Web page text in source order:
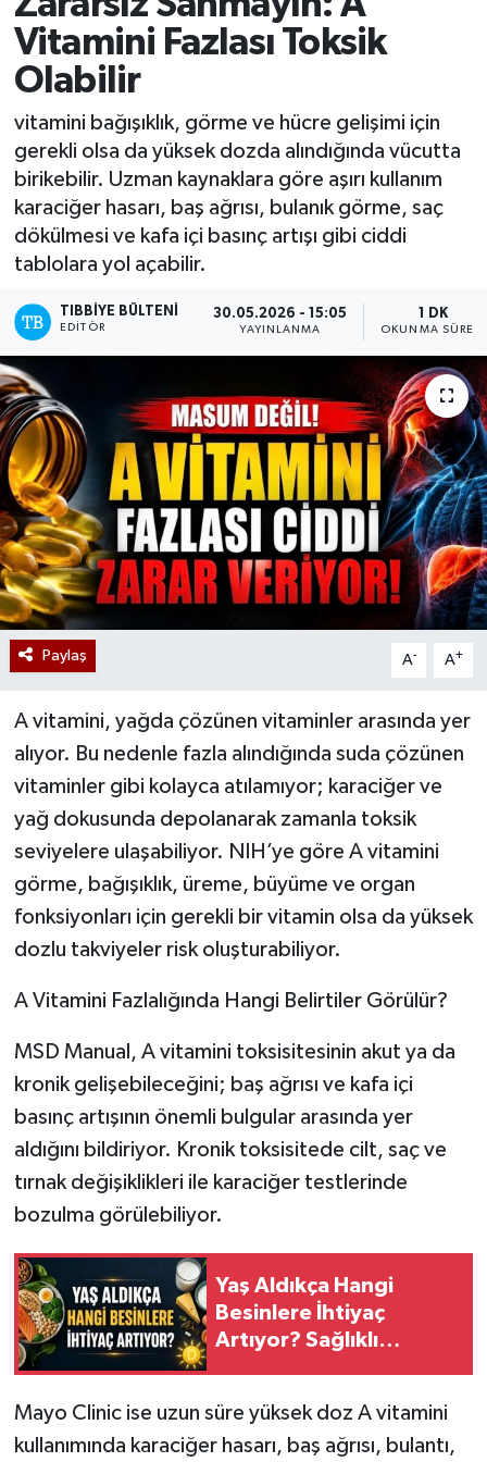
Vitamini Fazlası Toksik
Olabilir
vitamini bağışıklık, görme ve hücre gelişimi için
gerekli olsa da yüksek dozda alındığında vücutta
birikebilir. Uzman kaynaklara göre aşırı kullanım
karaciğer hasarı, baş ağrısı, bulanık görme, saç
dökülmesi ve kafa içi basınç artışı gibi ciddi
tablolara yol açabilir.
TIBBIYE BÜLTENI
EDITÖR
30.05.2026 - 15:05
YAYINLANMA
1 DK
OKUNMA SÜRESI
Paylaş A- A+
A vitamini, yağda çözünen vitaminler arasında yer
alıyor. Bu nedenle fazla alındığında suda çözünen
vitaminler gibi kolayca atılamıyor; karaciğer ve
yağ dokusunda depolanarak zamanla toksik
seviyelere ulaşabiliyor. NIH’ye göre A vitamini
görme, bağışıklık, üreme, büyüme ve organ
fonksiyonları için gerekli bir vitamin olsa da yüksek
dozlu takviyeler risk oluşturabiliyor.
A Vitamini Fazlalığında Hangi Belirtiler Görülür?
MSD Manual, A vitamini toksisitesinin akut ya da
kronik gelişebileceğini; baş ağrısı ve kafa içi
basınç artışının önemli bulgular arasında yer
aldığını bildiriyor. Kronik toksisitede cilt, saç ve
tırnak değişiklikleri ile karaciğer testlerinde
bozulma görülebiliyor.
Yaş Aldıkça Hangi
Besinlere İhtiyaç
Artıyor? Sağlıklı
Mayo Clinic ise uzun süre yüksek doz A vitamini
kullanımında karaciğer hasarı, baş ağrısı, bulantı,